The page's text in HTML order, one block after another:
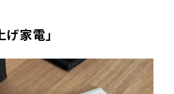
家電」